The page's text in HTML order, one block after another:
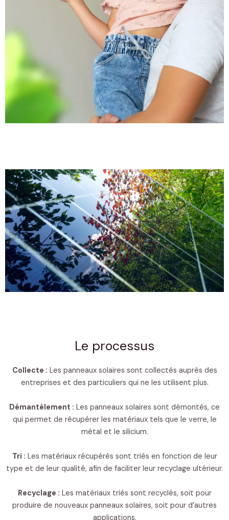
Le processus
Collecte : Les panneaux solaires sont collectés auprès des
entreprises et des particuliers qui ne les utilisent plus.
Démantèlement : Les panneaux solaires sont démontés, ce
qui permet de récupérer les matériaux tels que le verre, le
métal et le silicium.
Tri : Les matériaux récupérés sont triés en fonction de leur
type et de leur qualité, afin de faciliter leur recyclage ultérieur.
Recyclage : Les matériaux triés sont recyclés, soit pour
produire de nouveaux panneaux solaires, soit pour d’autres
applications.